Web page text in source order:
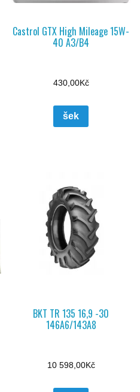
Castrol GTX High Mileage 15W-
40 A3/B4
430,00Kč
šek
BKT TR 135 16,9 -30
146A6/143A8
10 598,00Kč